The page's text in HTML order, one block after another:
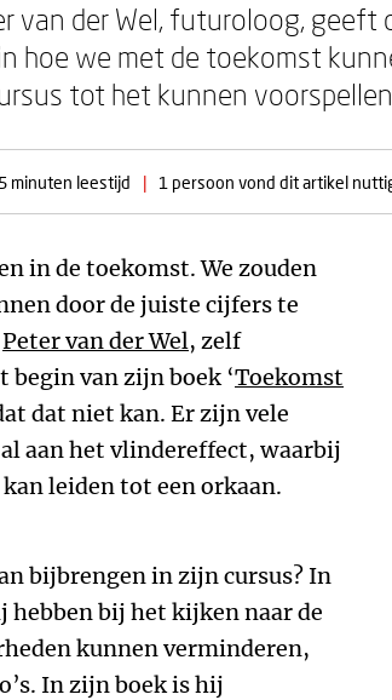
van der Wel, futuroloog, geeft
hoe we met de toekomst
tot het kunnen
minuten leestijd | 1 persoon vond dit artikel
in de toekomst. We zouden
door de juiste cijfers te
Peter van der Wel, zelf
van zijn boek ‘Toekomst
dat niet kan. Er zijn vele
aan het vlindereffect, waarbij
leiden tot een orkaan.
bijbrengen in zijn cursus? In
bij het kijken naar de
kunnen verminderen,
In zijn boek is hij